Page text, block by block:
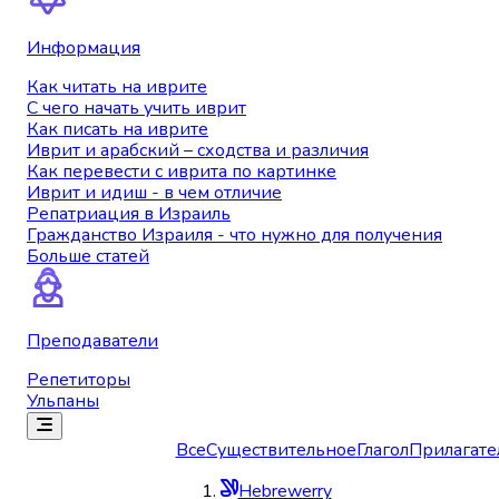
Информация
Как читать на иврите
С чего начать учить иврит
Как писать на иврите
Иврит и арабский – сходства и различия
Как перевести с иврита по картинке
Иврит и идиш - в чем отличие
Репатриация в Израиль
Гражданство Израиля - что нужно для получения
Больше статей
Преподаватели
Репетиторы
Ульпаны
ВсеСуществительноеГлагол
Hebrewerry